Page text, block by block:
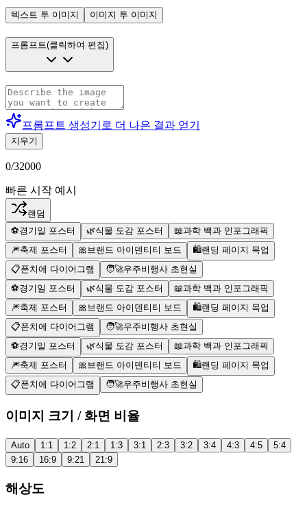
텍스트 투 이미지 이미지 투 이미지
프롬프트(클릭하여 편집)
프롬프트 생성기로 더 나은 결과 얻기
지우기
0/32000
빠른 시작 예시
랜덤
⚽경기일 포스터 🌿식물 도감 포스터 📖과학 백과 인포그래픽
🎆축제 포스터 🎀 브랜드 아이덴티티 보드 🛍️랜딩 페이지 목업
📋폰치에 다이어그램 🧑‍🚀우주비행사 초현실
⚽경기일 포스터 🌿식물 도감 포스터 📖과학 백과 인포그래픽
🎆축제 포스터 🎀 브랜드 아이덴티티 보드 🛍️랜딩 페이지 목업
📋폰치에 다이어그램 🧑‍🚀우주비행사 초현실
⚽경기일 포스터 🌿식물 도감 포스터 📖과학 백과 인포그래픽
🎆축제 포스터 🎀 브랜드 아이덴티티 보드 🛍️랜딩 페이지 목업
📋폰치에 다이어그램 🧑‍🚀우주비행사 초현실
이미지 크기 / 화면 비율
Auto 1:1 1:2 2:1 1:3 3:1 2:3 3:2 3:4 4:3 4:5
5:4
9:16
16:9 9:21 21:9
해상도